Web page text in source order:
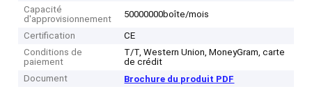
Capacité
d'approvisionnement
50000000boîte/mois
Certification
CE
Conditions de
paiement
T/T, Western Union, MoneyGram, carte
de crédit
Document
Brochure du produit PDF